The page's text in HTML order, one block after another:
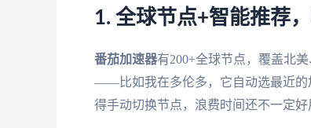
1. 全球节点+智能推荐
番茄加速器有200+全球节点，覆盖北
——比如我在多伦多，它自动选最近的
得手动切换节点，浪费时间还不一定好